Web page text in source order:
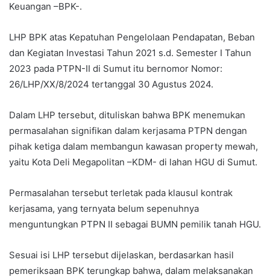
Keuangan –BPK-.
LHP BPK atas Kepatuhan Pengelolaan Pendapatan, Beban
dan Kegiatan Investasi Tahun 2021 s.d. Semester I Tahun
2023 pada PTPN-II di Sumut itu bernomor Nomor:
26/LHP/XX/8/2024 tertanggal 30 Agustus 2024.
Dalam LHP tersebut, dituliskan bahwa BPK menemukan
permasalahan signifikan dalam kerjasama PTPN dengan
pihak ketiga dalam membangun kawasan property mewah,
yaitu Kota Deli Megapolitan –KDM- di lahan HGU di Sumut.
Permasalahan tersebut terletak pada klausul kontrak
kerjasama, yang ternyata belum sepenuhnya
menguntungkan PTPN II sebagai BUMN pemilik tanah HGU.
Sesuai isi LHP tersebut dijelaskan, berdasarkan hasil
pemeriksaan BPK terungkap bahwa, dalam melaksanakan